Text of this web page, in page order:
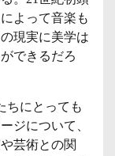
よって音楽も
現実に美学は
できるだろ
ちにとっても
ジについて、
芸術との関